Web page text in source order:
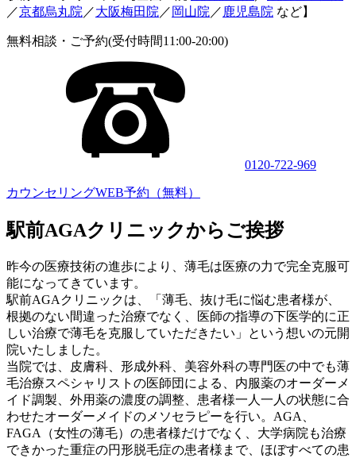
／京都烏丸院 ／大阪梅田院 ／ 岡山院 ／ 鹿児島院 など】
無料相談・ご予約(受付時間11:00-20:00)
0120-722-969
カウンセリングWEB予約（無料）
駅前AGAクリニックからご挨拶
昨今の医療技術の進歩により、薄毛は医療の力で完全克服可
能になってきています。
駅前AGAクリニックは、「薄毛、抜け毛に悩む患者様が、
根拠のない間違った治療でなく、医師の指導の下医学的に正
しい治療で薄毛を克服していただきたい」という想いの元開
院いたしました。
当院では、皮膚科、形成外科、美容外科の専門医の中でも薄
毛治療スペシャリストの医師団による、内服薬のオーダーメ
イド調製、外用薬の濃度の調整、患者様一人一人の状態に合
わせたオーダーメイドのメソセラピーを行い。AGA、
FAGA（女性の薄毛）の患者様だけでなく、大学病院も治療
できかった重症の円形脱毛症の患者様まで、ほぼすべての患